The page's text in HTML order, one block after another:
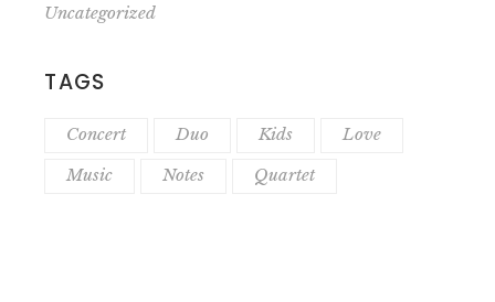
Uncategorized
TAGS
Concert Duo Kids
Love
Music
Notes Quartet